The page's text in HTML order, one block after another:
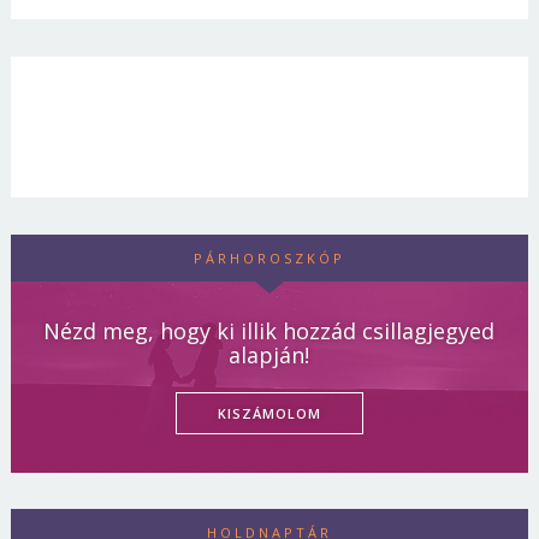
PÁRHOROSZKÓP
Nézd meg, hogy ki illik hozzád csillagjegyed
alapján!
KISZÁMOLOM
HOLDNAPTÁR